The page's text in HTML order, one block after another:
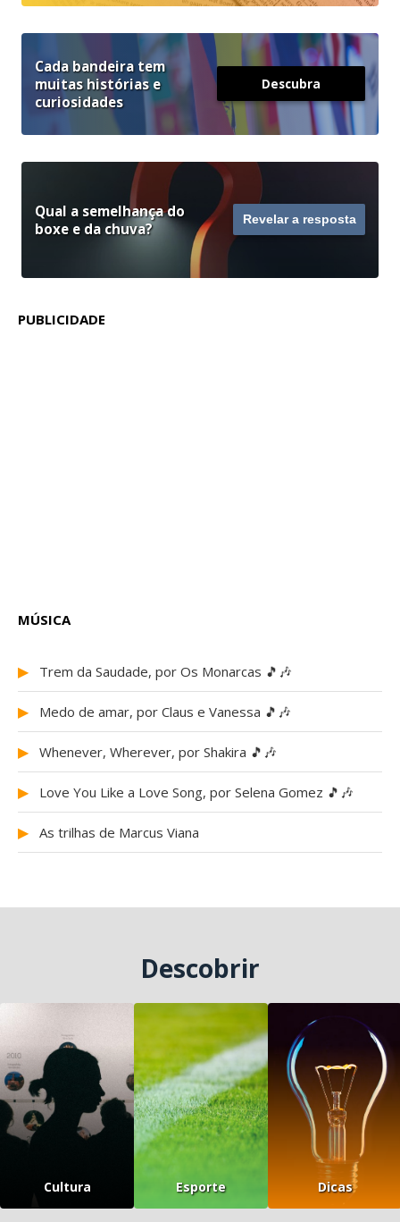
Cada bandeira tem
muitas histórias e
curiosidades
Descubra
Qual a semelhança do
boxe e da chuva?
Revelar a resposta
PUBLICIDADE
MÚSICA
▶ Trem da Saudade, por Os Monarcas 🎵🎶
▶ Medo de amar, por Claus e Vanessa 🎵🎶
▶ Whenever, Wherever, por Shakira 🎵🎶
▶ Love You Like a Love Song, por Selena Gomez 🎵🎶
▶ As trilhas de Marcus Viana
Descobrir
Cultura Esporte Dicas